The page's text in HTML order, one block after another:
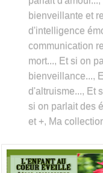
bienveillante et
d'intelligence
communication
mort..., Et si on
bienveillance...,
d'altruisme..., Et
si on parlait des
et +, Ma